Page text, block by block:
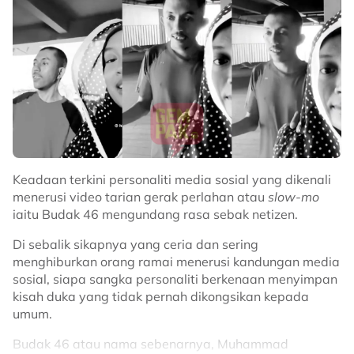
Keadaan terkini personaliti media sosial yang dikenali
menerusi video tarian gerak perlahan atau slow-mo
iaitu Budak 46 mengundang rasa sebak netizen.
Di sebalik sikapnya yang ceria dan sering
menghiburkan orang ramai menerusi kandungan media
sosial, siapa sangka personaliti berkenaan menyimpan
kisah duka yang tidak pernah dikongsikan kepada
umum.
Budak 46 atau nama sebenarnya, Muhammad